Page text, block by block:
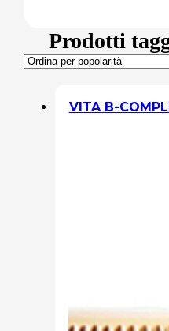
Altro
Prodotti
VITA B-